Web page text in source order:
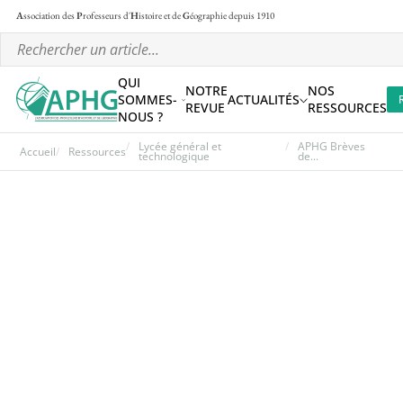
Association desProfesseurs d'Histoire et deGéographiedepuis 1910
QUI
SOMMES-
NOUS ?
NOTRE
REVUE ACTUALITÉS NOS
RESSOURCES
Accueil Ressources Lycée général et
technologique
APHG Brèves
de...